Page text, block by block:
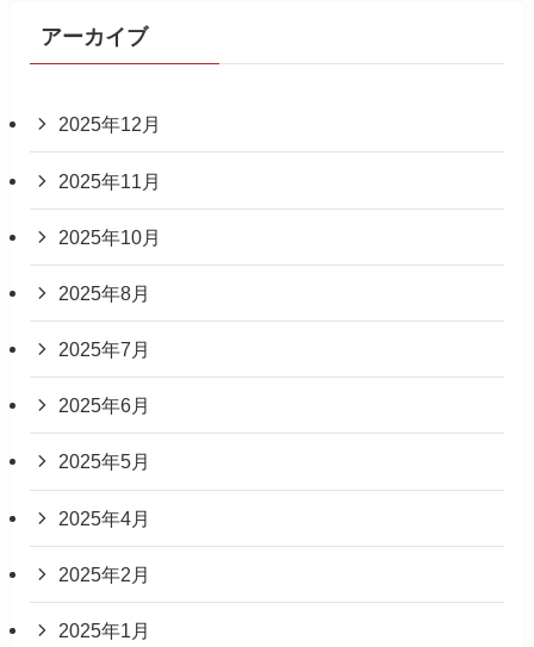
アーカイブ
2025年12月
2025年11月
2025年10月
2025年8月
2025年7月
2025年6月
2025年5月
2025年4月
2025年2月
2025年1月